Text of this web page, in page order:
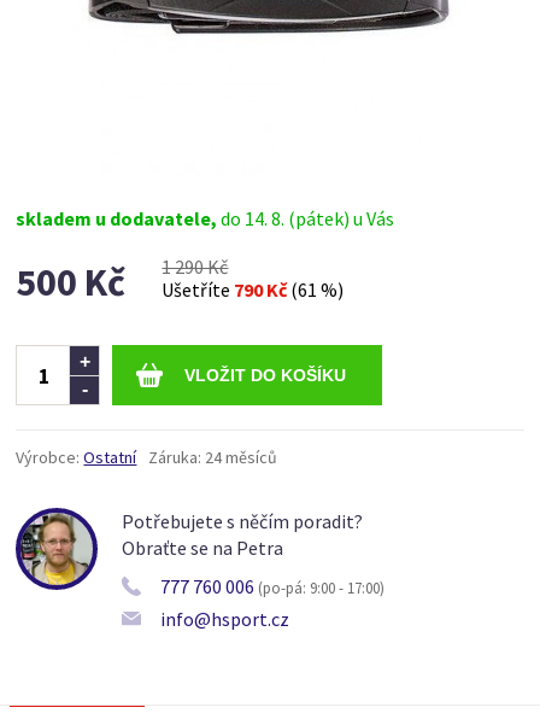
skladem u dodavatele,do 14. 8. (pátek) u Vás
500 Kč
1 290 Kč
Ušetříte 790 Kč(61 %)
-
+
Výrobce: Ostatní Záruka: 24 měsíců
Potřebujete s něčím poradit?
Obraťte se na Petra
777 760 006 (po-pá: 9:00 - 17:00)
info@hsport.cz